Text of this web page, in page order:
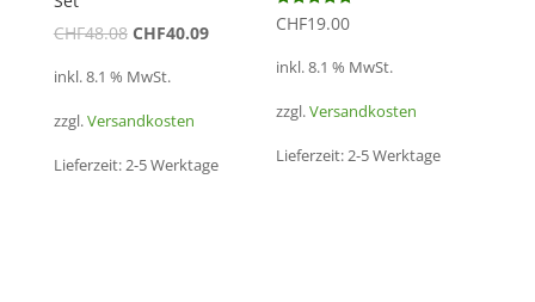
CHF48.08 CHF40.09
inkl. 8.1 % MwSt.
zzgl.Versandkosten
Lieferzeit:2-5 Werktage
Bewertet mit
5.00
CHF19.00
inkl. 8.1 % MwSt.
zzgl.Versandkosten
Lieferzeit:2-5 Werktage